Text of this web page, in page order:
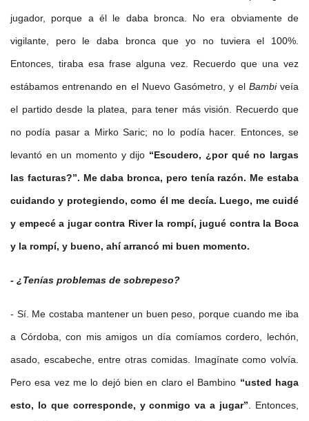
jugador, porque a él le daba bronca. No era obviamente de
vigilante, pero le daba bronca que yo no tuviera el 100%.
Entonces, tiraba esa frase alguna vez. Recuerdo que una vez
estábamos entrenando en el Nuevo Gasómetro, y el Bambiveía
el partido desde la platea, para tener más visión. Recuerdo que
no podía pasar a Mirko Saric; no lo podía hacer. Entonces, se
levantó en un momento y dijo “Escudero, ¿por qué no largas
las facturas?”. Me daba bronca, pero tenía razón. Me estaba
cuidando y protegiendo, como él me decía. Luego, me cuidé
y empecé a jugar contra River la rompí, jugué contra la Boca
y la rompí, y bueno, ahí arrancó mi buen momento.
- ¿Tenías problemas de sobrepeso?
- Sí. Me costaba mantener un buen peso, porque cuando me iba
a Córdoba, con mis amigos un día comíamos cordero, lechón,
asado, escabeche, entre otras comidas. Imagínate como volvía.
Pero esa vez me lo dejó bien en claro el Bambino “usted haga
esto, lo que corresponde, y conmigo va a jugar” . Entonces,